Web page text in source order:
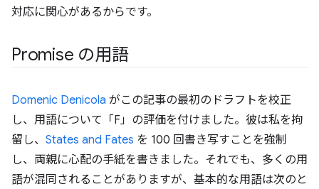
対応に関心があるからです。
Promise の用語
Domenic Denicola がこの記事の最初のドラフトを校正
し、用語について「F」の評価を付けました。彼は私を拘
留し、 States and Fates を 100 回書き写すことを強制
し、両親に心配の手紙を書きました。それでも、多くの用
語が混同されることがありますが、基本的な用語は次のと